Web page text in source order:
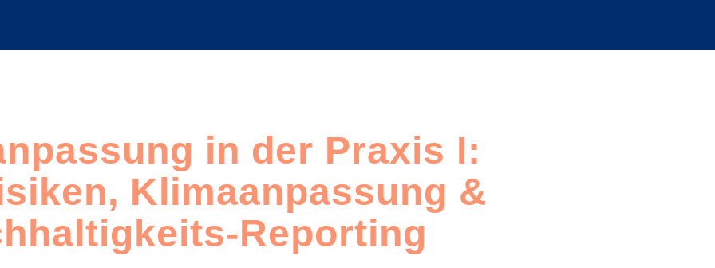
in der Praxis I:
Klimaanpassung &
Reporting